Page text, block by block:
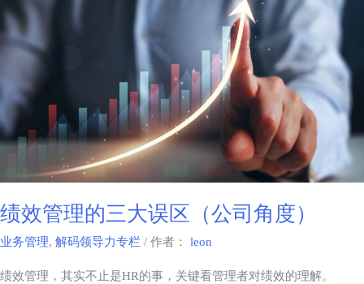
绩效管理的三大误区（公司角度）
业务管理, 解码领导力专栏 / 作者： leon
绩效管理，其实不止是HR的事，关键看管理者对绩效的理解。